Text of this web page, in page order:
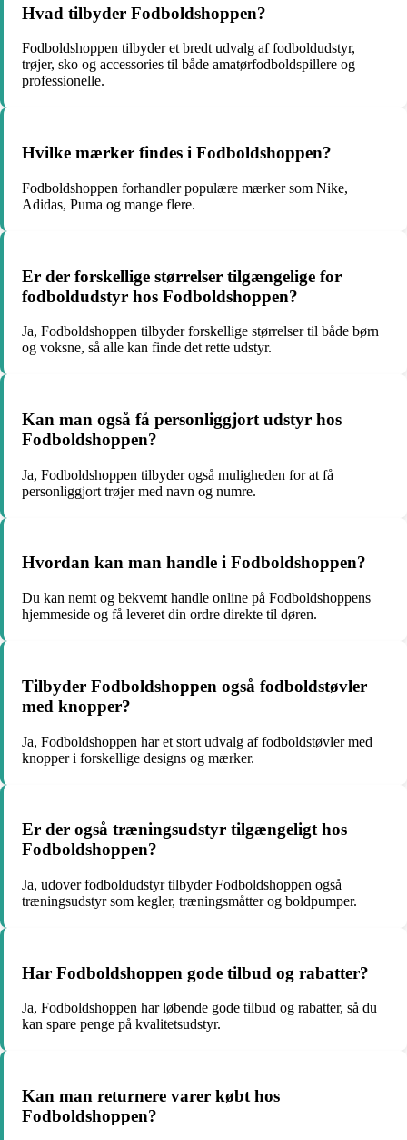
Hvad tilbyder Fodboldshoppen?
Fodboldshoppen tilbyder et bredt udvalg af fodboldudstyr,
trøjer, sko og accessories til både amatørfodboldspillere og
professionelle.
Hvilke mærker findes i Fodboldshoppen?
Fodboldshoppen forhandler populære mærker som Nike,
Adidas, Puma og mange flere.
Er der forskellige størrelser tilgængelige for
fodboldudstyr hos Fodboldshoppen?
Ja, Fodboldshoppen tilbyder forskellige størrelser til både børn
og voksne, så alle kan finde det rette udstyr.
Kan man også få personliggjort udstyr hos
Fodboldshoppen?
Ja, Fodboldshoppen tilbyder også muligheden for at få
personliggjort trøjer med navn og numre.
Hvordan kan man handle i Fodboldshoppen?
Du kan nemt og bekvemt handle online på Fodboldshoppens
hjemmeside og få leveret din ordre direkte til døren.
Tilbyder Fodboldshoppen også fodboldstøvler
med knopper?
Ja, Fodboldshoppen har et stort udvalg af fodboldstøvler med
knopper i forskellige designs og mærker.
Er der også træningsudstyr tilgængeligt hos
Fodboldshoppen?
Ja, udover fodboldudstyr tilbyder Fodboldshoppen også
træningsudstyr som kegler, træningsmåtter og boldpumper.
Har Fodboldshoppen gode tilbud og rabatter?
Ja, Fodboldshoppen har løbende gode tilbud og rabatter, så du
kan spare penge på kvalitetsudstyr.
Kan man returnere varer købt hos
Fodboldshoppen?